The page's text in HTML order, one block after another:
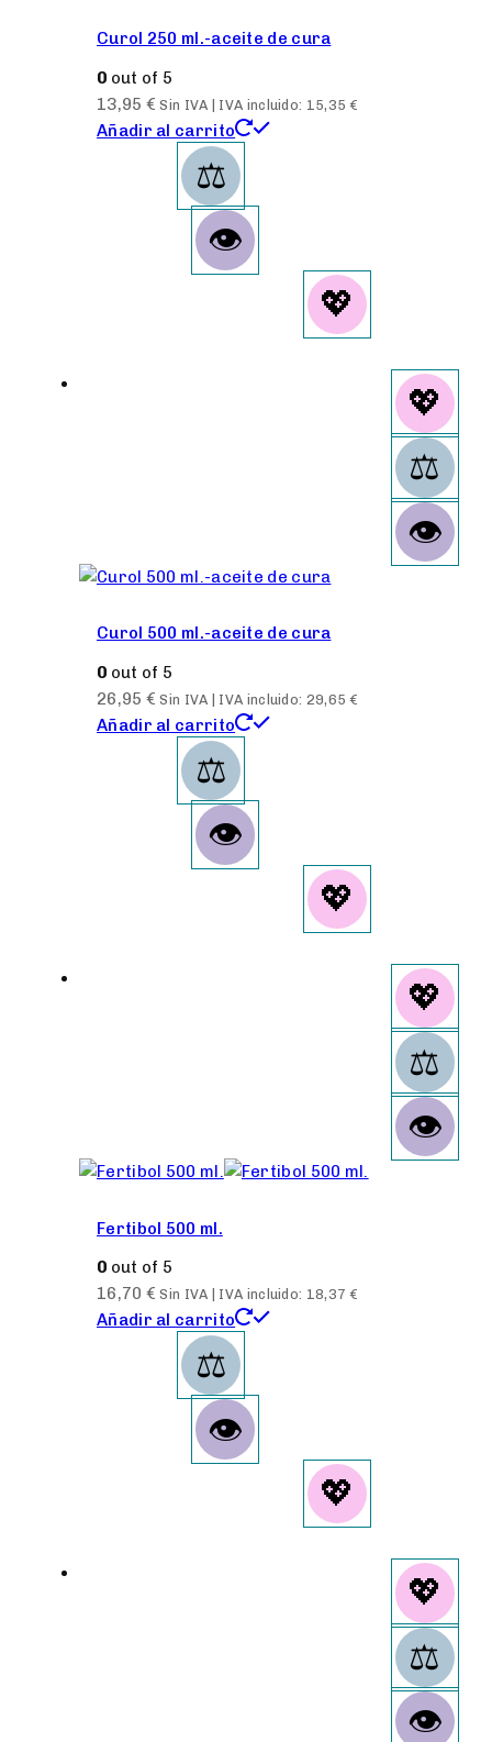
Curol 250 ml.-aceite de cura
0 out of 5
13,95 € Sin IVA | IVA incluido: 15,35€
Añadir al carrito
Curol 500 ml.-aceite de cura
0 out of 5
26,95 € Sin IVA | IVA incluido: 29,65€
Añadir al carrito
Fertibol 500 ml.
0 out of 5
16,70 € Sin IVA | IVA incluido: 18,37€
Añadir al carrito